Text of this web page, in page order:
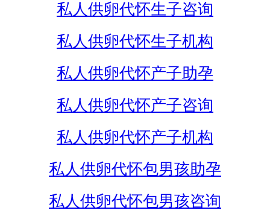
私人供卵代怀生子咨询
私人供卵代怀生子机构
私人供卵代怀产子助孕
私人供卵代怀产子咨询
私人供卵代怀产子机构
私人供卵代怀包男孩助孕
私人供卵代怀包男孩咨询